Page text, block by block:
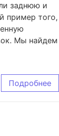
заднюю и
пример того,
Мы найдем
Подробнее